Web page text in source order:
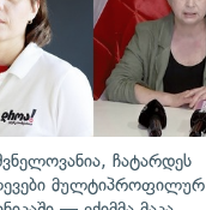
ჩატარდეს
მულტიპროფილურ